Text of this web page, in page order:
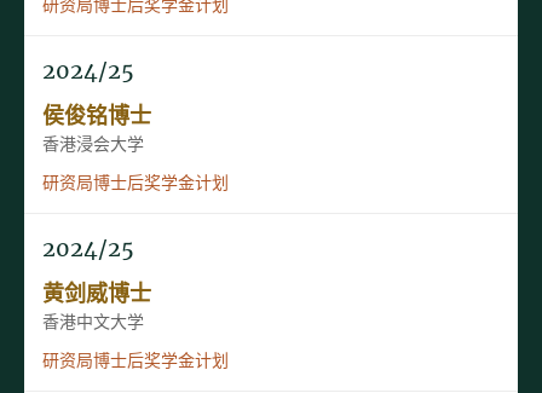
2024/25
侯俊铭博士
香港浸会大学
研资局博士后奖学金计划
2024/25
黄剑威博士
香港中文大学
研资局博士后奖学金计划